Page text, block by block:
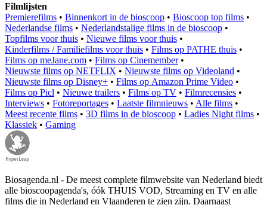
Filmlijsten
Premierefilms • Binnenkort in de bioscoop • Bioscoop top films •
Nederlandse films • Nederlandstalige films in de bioscoop •
Topfilms voor thuis • Nieuwe films voor thuis •
Kinderfilms / Familiefilms voor thuis • Films op PATHE thuis •
Films op meJane.com • Films op Cinemember•
Nieuwste films op NETFLIX • Nieuwste films op Videoland •
Nieuwste films op Disney+ • Films op Amazon Prime Video •
Films op Picl • Nieuwe trailers • Films op TV • Filmrecensies •
Interviews • Fotoreportages • Laatste filmnieuws • Alle films •
Meest recente films • 3D films in de bioscoop • Ladies Night films •
Klassiek • Gaming
Biosagenda.nl - De meest complete filmwebsite van Nederland biedt
alle bioscoopagenda's, óók THUIS VOD, Streaming en TV en alle
films die in Nederland en Vlaanderen te zien zijn. Daarnaast